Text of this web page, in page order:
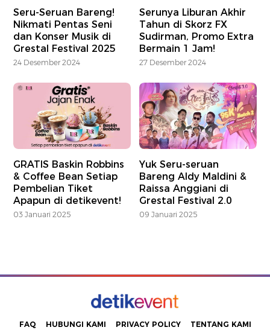
Seru-Seruan Bareng!
Nikmati Pentas Seni
dan Konser Musik di
Grestal Festival 2025
24 Desember 2024
Serunya Liburan Akhir
Tahun di Skorz FX
Sudirman, Promo Extra
Bermain 1 Jam!
27 Desember 2024
GRATIS Baskin Robbins
& Coffee Bean Setiap
Pembelian Tiket
Apapun di detikevent!
03 Januari 2025
Yuk Seru-seruan
Bareng Aldy Maldini &
Raissa Anggiani di
Grestal Festival 2.0
09 Januari 2025
FAQ HUBUNGI KAMI PRIVACY POLICY
TENTANG KAMI